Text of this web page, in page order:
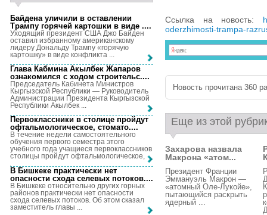
Ссылка на новость:
oderzhimosti-trampa-
Новость прочитана 360
Еще из этой
Захарова назвала
Макрона «атом...
Президент Франции
Эммануэль Макрон —
«атомный Оле-Лукойе»,
пытающийся раскрыть
ядерный ...
Байдена уличили в оставлении
Трампу горячей картошки в виде ....
Уходящий президент США Джо Байден
оставил избранному американскому
лидеру Дональду Трампу «горячую
картошку» в виде конфликта ...
Глава Кабмина Акылбек Жапаров
ознакомился с ходом строительс....
Председатель Кабинета Министров
Кыргызской Республики — Руководитель
Администрации Президента Кыргызской
Республики Акылбек ...
Первоклассники в столице пройдут
офтальмологическое, стомато....
В течение недели самостоятельного
обучения первого семестра этого
учебного года учащиеся первоклассников
столицы пройдут офтальмологическое, ...
В Бишкеке практически нет
опасности схода селевых потоков....
В Бишкеке относительно других горных
районов практически нет опасности
схода селевых потоков. Об этом сказал
заместитель главы ...